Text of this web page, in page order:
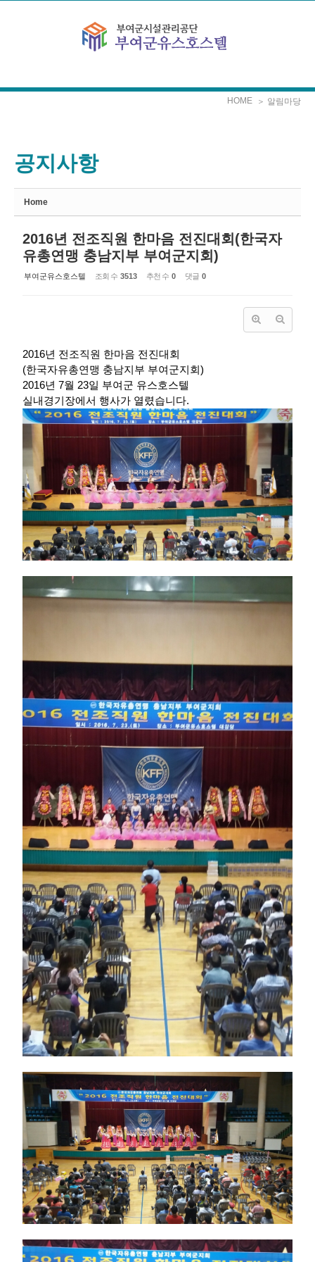
HOME ＞ 알림마당
공지사항
Home
2016년 전조직원 한마음 전진대회(한국자
유총연맹 충남지부 부여군지회)
부여군유스호스텔 조회 수 3513 추천 수 0 댓글 0
2016년 전조직원 한마음 전진대회
(한국자유총연맹 충남지부 부여군지회)
2016년 7월 23일 부여군 유스호스텔
실내경기장에서 행사가 열렸습니다.